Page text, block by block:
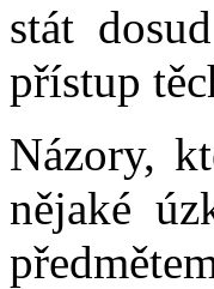
stát
přístup
Názory,
nějaké